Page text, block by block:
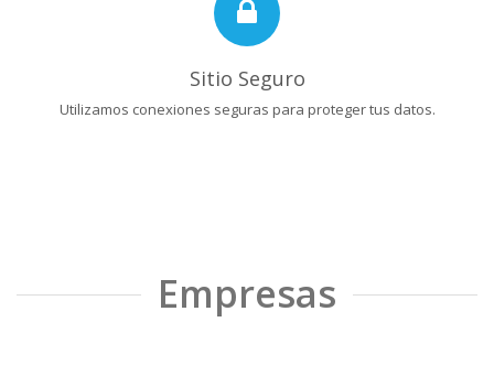
Sitio Seguro
Utilizamos conexiones seguras para proteger tus datos.
Empresas